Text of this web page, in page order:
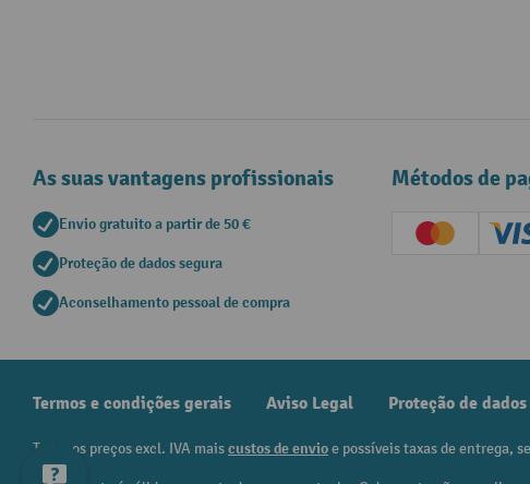
As suas vantagens profissionais
Envio gratuito a partir de 50 €
Proteção de dados segura
Aconselhamento pessoal de compra
Métodos de
Creditcard
Termos e condições gerais Aviso Legal Proteção de dados
Todos os preços excl. IVA maiscustos de envioe possíveis taxas de entrega,